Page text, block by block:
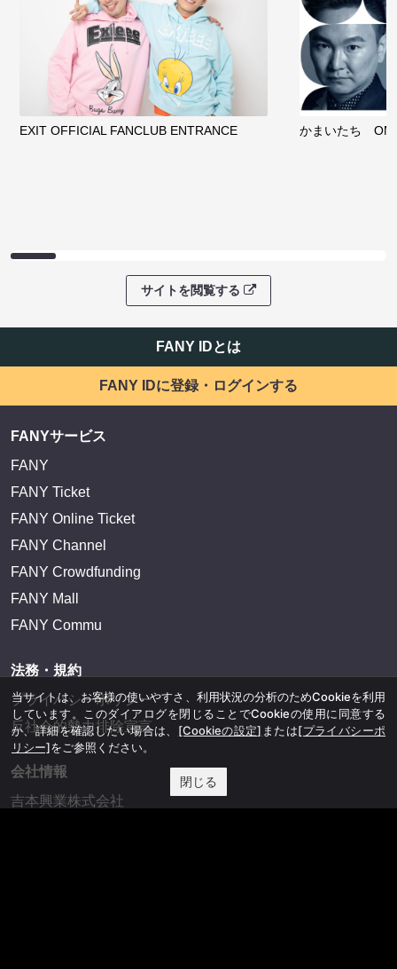
EXIT OFFICIAL FANCLUB ENTRANCE かまいたち
サイトを閲覧する
FANY IDとは
FANY IDに登録・ログインする
FANYサービス
FANY
FANY Ticket
FANY Online Ticket
FANY Channel
FANY Crowdfunding
FANY Mall
FANY Commu
法務・規約
プライバシーポリシー
反社会的勢力排除宣言
会社情報
吉本興業株式会社
当サイトは、お客様の使いやすさ、利用状況の分析のためCookieを利用
しています。このダイアログを閉じることでCookieの使用に同意する
か、詳細を確認したい場合は、 [Cookieの設定] または[プライバシーポ
リシー]をご参照ください。
閉じる